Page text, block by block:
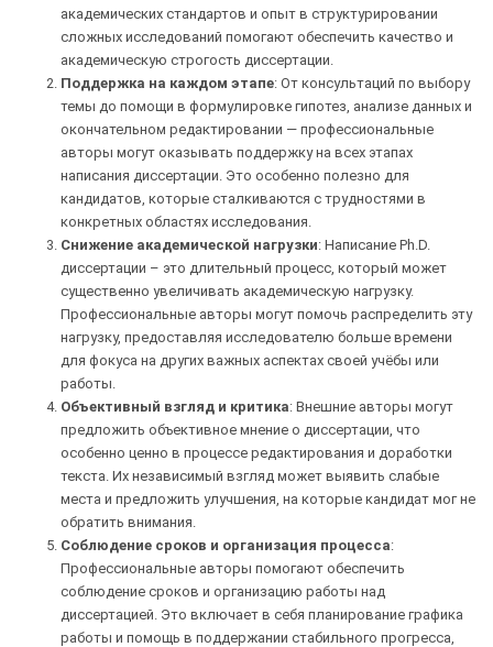
академических стандартов и опыт в структурировании
сложных исследований помогают обеспечить качество и
академическую строгость диссертации.
Поддержка на каждом этапе: От консультаций по выбору
темы до помощи в формулировке гипотез, анализе данных и
окончательном редактировании — профессиональные
авторы могут оказывать поддержку на всех этапах
написания диссертации. Это особенно полезно для
кандидатов, которые сталкиваются с трудностями в
конкретных областях исследования.
Снижение академической нагрузки: Написание Ph.D.
диссертации – это длительный процесс, который может
существенно увеличивать академическую нагрузку.
Профессиональные авторы могут помочь распределить эту
нагрузку, предоставляя исследователю больше времени
для фокуса на других важных аспектах своей учёбы или
работы.
Объективный взгляд и критика: Внешние авторы могут
предложить объективное мнение о диссертации, что
особенно ценно в процессе редактирования и доработки
текста. Их независимый взгляд может выявить слабые
места и предложить улучшения, на которые кандидат мог не
обратить внимания.
Соблюдение сроков и организация процесса:
Профессиональные авторы помогают обеспечить
соблюдение сроков и организацию работы над
диссертацией. Это включает в себя планирование графика
работы и помощь в поддержании стабильного прогресса,